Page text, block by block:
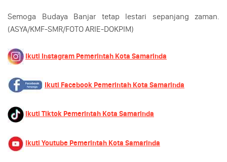
Semoga Budaya Banjar tetap lestari sepanjang zaman.
(ASYA/KMF-SMR/FOTO ARIE-DOKPIM)
Ikuti Instagram Pemerintah Kota Samarinda
Ikuti Facebook Pemerintah Kota Samarinda
Ikuti Tiktok Pemerintah Kota Samarinda
Ikuti Youtube Pemerintah Kota Samarinda